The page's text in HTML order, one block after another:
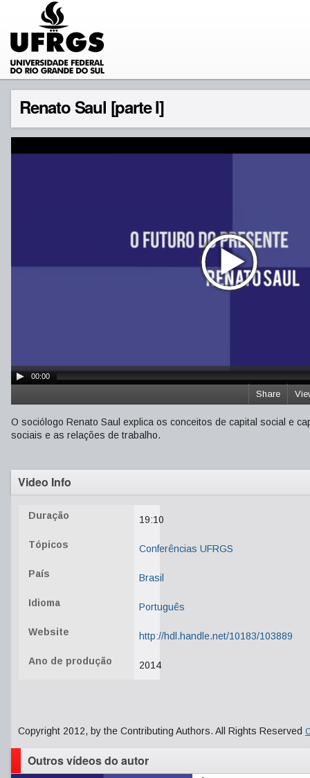
Renato Saul [parte I]
00:00
Share
O sociólogo Renato Saul explica os conceitos de capital social e
sociais e as relações de trabalho.
Video Info
Duração 19:10
Tópicos Conferências UFRGS
País Brasil
Idioma Português
Website http://hdl.handle.net/10183/103889
Ano de produção 2014
Copyright 2012, by the Contributing Authors. All Rights Reserved
Outros vídeos do autor